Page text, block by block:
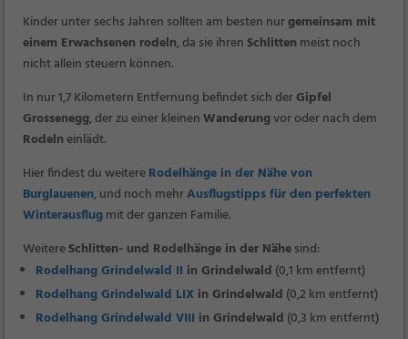
Kinder unter sechs Jahren sollten am besten nurgemeinsam mit
einem Erwachsenen rodeln, da sie ihrenSchlitten meist noch
nicht allein steuern können.
In nur 1,7 Kilometern Entfernung befindet sich derGipfel
Grossenegg, der zu einer kleinenWanderungvor oder nach dem
Rodelneinlädt.
Hier findest du weitereRodelhänge in der Nähe von
Burglauenen, und noch mehrAusflugstipps für den perfekten
Winterausflugmit der ganzen Familie.
WeitereSchlitten- und Rodelhänge in der Nähesind:
Rodelhang Grindelwald II in Grindelwald (0,1 km entfernt)
Rodelhang Grindelwald LIX in Grindelwald (0,2 km entfernt)
Rodelhang Grindelwald VIII in Grindelwald (0,3 km entfernt)